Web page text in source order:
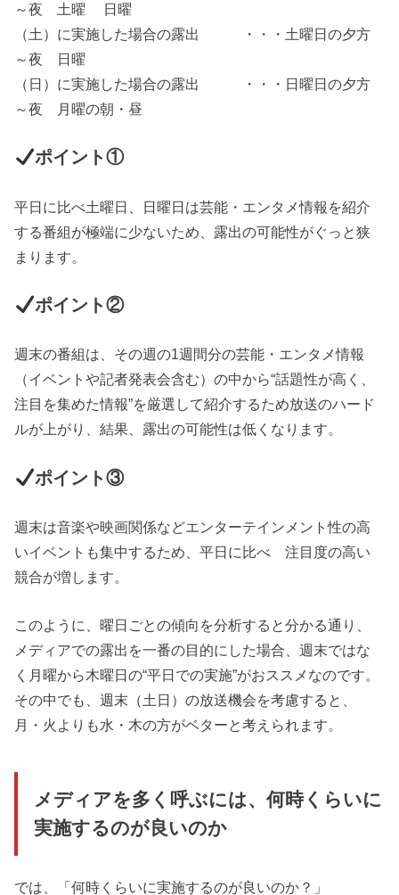
～夜 土曜 日曜
（土）に実施した場合の露出 ・・・土曜日の夕方
～夜 日曜
（日）に実施した場合の露出 ・・・日曜日の夕方
～夜 月曜の朝・昼
ポイント①
平日に比べ土曜日、日曜日は芸能・エンタメ情報を紹介
する番組が極端に少ないため、露出の可能性がぐっと狭
まります。
ポイント②
週末の番組は、その週の1週間分の芸能・エンタメ情報
（イベントや記者発表会含む）の中から“話題性が高く、
注目を集めた情報”を厳選して紹介するため放送のハード
ルが上がり、結果、露出の可能性は低くなります。
ポイント③
週末は音楽や映画関係などエンターテインメント性の高
いイベントも集中するため、平日に比べ 注目度の高い
競合が増します。
このように、曜日ごとの傾向を分析すると分かる通り、
メディアでの露出を一番の目的にした場合、週末ではな
く月曜から木曜日の“平日での実施”がおススメなのです。
その中でも、週末（土日）の放送機会を考慮すると、
月・火よりも水・木の方がベターと考えられます。
メディアを多く呼ぶには、何時くらいに
実施するのが良いのか
では、「何時くらいに実施するのが良いのか？」